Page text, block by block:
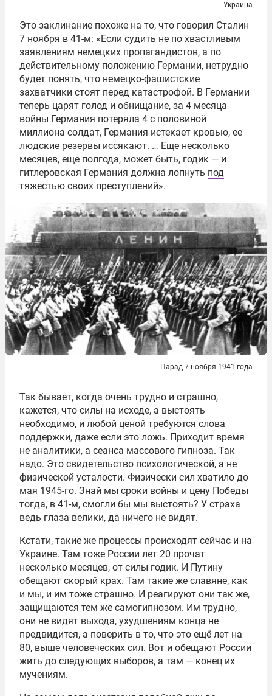
Украина
Это заклинание похоже на то, что говорил Сталин
7 ноября в 41-м: «Если судить не по хвастливым
заявлениям немецких пропагандистов, а по
действительному положению Германии, нетрудно
будет понять, что немецко-фашистские
захватчики стоят перед катастрофой. В Германии
теперь царят голод и обнищание, за 4 месяца
войны Германия потеряла 4 с половиной
миллиона солдат, Германия истекает кровью, ее
людские резервы иссякают. … Еще несколько
месяцев, еще полгода, может быть, годик — и
гитлеровская Германия должна лопнуть под
тяжестью своих преступлений».
Парад 7 ноября 1941 года
Так бывает, когда очень трудно и страшно,
кажется, что силы на исходе, а выстоять
необходимо, и любой ценой требуются слова
поддержки, даже если это ложь. Приходит время
не аналитики, а сеанса массового гипноза. Так
надо. Это свидетельство психологической, а не
физической усталости. Физически сил хватило до
мая 1945-го. Знай мы сроки войны и цену Победы
тогда, в 41-м, смогли бы мы выстоять? У страха
ведь глаза велики, да ничего не видят.
Кстати, такие же процессы происходят сейчас и на
Украине. Там тоже России лет 20 прочат
несколько месяцев, от силы годик. И Путину
обещают скорый крах. Там такие же славяне, как
и мы, и им тоже страшно. И реагируют они так же,
защищаются тем же самогипнозом. Им трудно,
они не видят выхода, ухудшениям конца не
предвидится, а поверить в то, что это ещё лет на
80, выше человеческих сил. Вот и обещают России
жить до следующих выборов, а там — конец их
мучениям.